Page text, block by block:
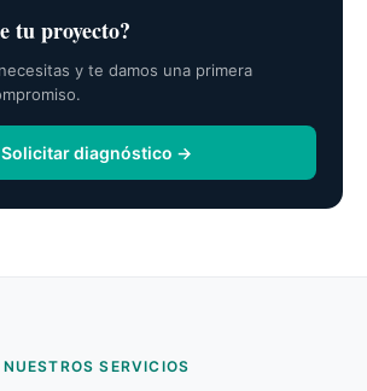
tu proyecto?
y te damos una primera
Solicitar diagnóstico →
NUESTROS SERVICIOS